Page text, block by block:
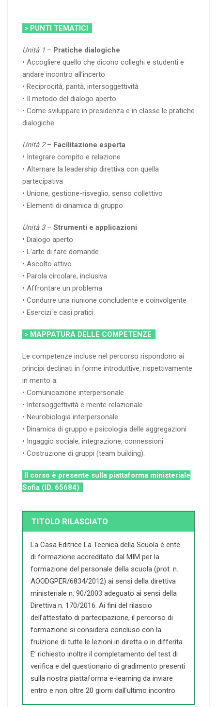
> PUNTI TEMATICI
Unità 1 – Pratiche dialogiche
• Accogliere quello che dicono colleghi e studenti e
andare incontro all’incerto
• Reciprocità, parità, intersoggettività
• Il metodo del dialogo aperto
• Come sviluppare in presidenza e in classe le pratiche
dialogiche
Unità 2– Facilitazione esperta
• Integrare compito e relazione
• Alternare la leadership direttiva con quella
partecipativa
• Unione, gestione-risveglio, senso collettivo
• Elementi di dinamica di gruppo
Unità 3– Strumenti e applicazioni
• Dialogo aperto
• L’arte di fare domande
• Ascolto attivo
• Parola circolare, inclusiva
• Affrontare un problema
• Condurre una riunione concludente e coinvolgente
• Esercizi e casi pratici.
> MAPPATURA DELLE COMPETENZE
Le competenze incluse nel percorso rispondono ai
principi declinati in forme introduttive, rispettivamente
in merito a:
• Comunicazione interpersonale
• Intersoggettività e mente relazionale
• Neurobiologia interpersonale
• Dinamica di gruppo e psicologia delle aggregazioni
• Ingaggio sociale, integrazione, connessioni
• Costruzione di gruppi (team building).
Il corso è presente sulla piattaforma ministeriale
Sofia (ID. 65684)
TITOLO RILASCIATO
La Casa Editrice La Tecnica della Scuola è ente
di formazione accreditato dal MIM per la
formazione del personale della scuola (prot. n.
AOODGPER/6834/2012) ai sensi della direttiva
ministeriale n. 90/2003 adeguato ai sensi della
Direttiva n. 170/2016. Ai fini del rilascio
dell’attestato di partecipazione, il percorso di
formazione si considera concluso con la
fruizione di tutte le lezioni in diretta o in differita.
E’ richiesto inoltre il completamento del test di
verifica e del questionario di gradimento presenti
sulla nostra piattaforma e-learning da inviare
entro e non oltre 20 giorni dall’ultimo incontro.